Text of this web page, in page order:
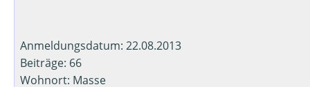
Anmeldungsdatum: 22.08.2013
Beiträge: 66
Wohnort: Masse